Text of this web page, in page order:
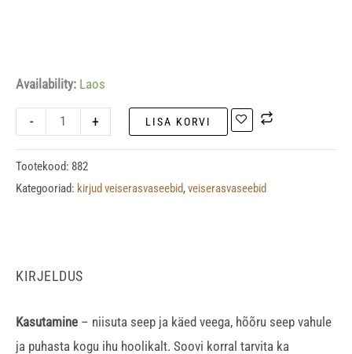
Availability: Laos
- + LISA KORVI
Tootekood: 882
Kategooriad: kirjud veiserasvaseebid,veiserasvaseebid
KIRJELDUS
Kasutamine – niisuta seep ja käed veega, hõõru seep vahule
ja puhasta kogu ihu hoolikalt. Soovi korral tarvita ka